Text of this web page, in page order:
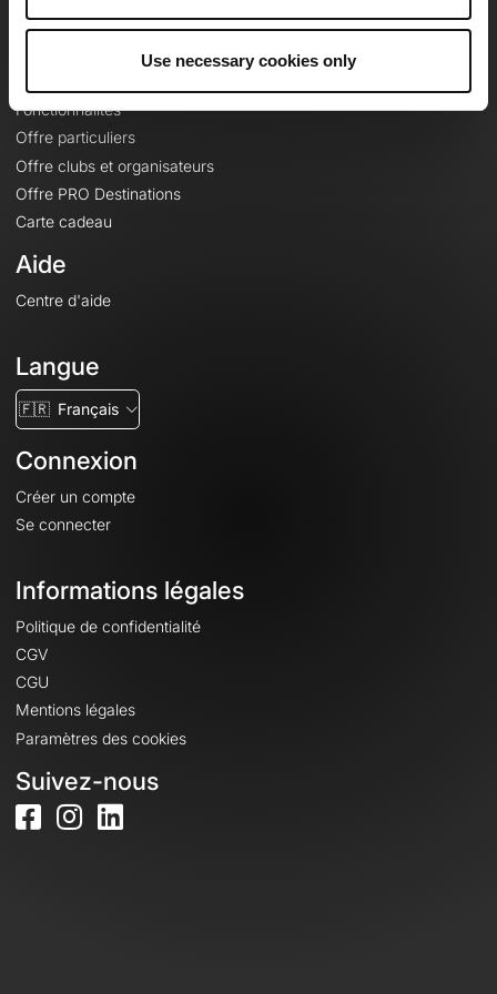
Use necessary cookies only
Fonctionnalités
Offre particuliers
Offre clubs et organisateurs
Offre PRO Destinations
Carte cadeau
Aide
Centre d'aide
Langue
🇫🇷 Français
Connexion
Créer un compte
Se connecter
Informations légales
Politique de confidentialité
CGV
CGU
Mentions légales
Paramètres des cookies
Suivez-nous